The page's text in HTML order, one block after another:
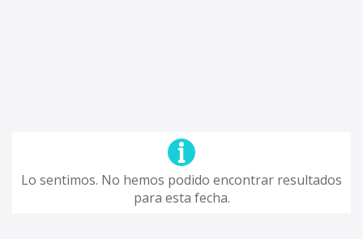
Lo sentimos. No hemos podido encontrar resultados
para esta fecha.